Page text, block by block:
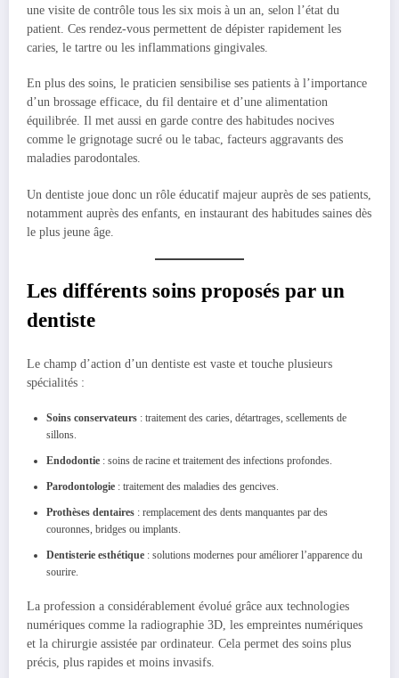
une visite de contrôle tous les six mois à un an, selon l’état du
patient. Ces rendez-vous permettent de dépister rapidement les
caries, le tartre ou les inflammations gingivales.
En plus des soins, le praticien sensibilise ses patients à l’importance
d’un brossage efficace, du fil dentaire et d’une alimentation
équilibrée. Il met aussi en garde contre des habitudes nocives
comme le grignotage sucré ou le tabac, facteurs aggravants des
maladies parodontales.
Un dentiste joue donc un rôle éducatif majeur auprès de ses patients,
notamment auprès des enfants, en instaurant des habitudes saines dès
le plus jeune âge.
Les différents soins proposés par un
dentiste
Le champ d’action d’un dentiste est vaste et touche plusieurs
spécialités :
Soins conservateurs : traitement des caries, détartrages, scellements de
sillons.
Endodontie : soins de racine et traitement des infections profondes.
Parodontologie : traitement des maladies des gencives.
Prothèses dentaires : remplacement des dents manquantes par des
couronnes, bridges ou implants.
Dentisterie esthétique : solutions modernes pour améliorer l’apparence du
sourire.
La profession a considérablement évolué grâce aux technologies
numériques comme la radiographie 3D, les empreintes numériques
et la chirurgie assistée par ordinateur. Cela permet des soins plus
précis, plus rapides et moins invasifs.